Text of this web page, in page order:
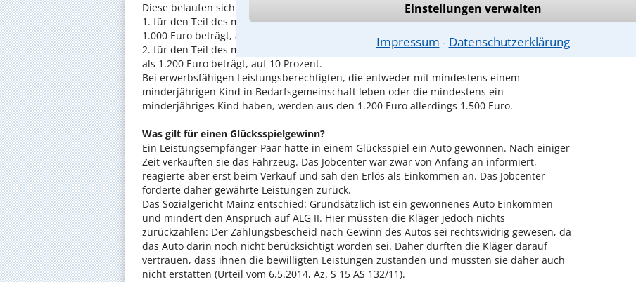
Einstellungen verwalten
Impressum ⁃ Datenschutzerklärung
Diese belaufen sich
1. für den Teil des monatlichen Einkommens, das 100 Euro übersteigt und nicht mehr als
1.000 Euro beträgt, auf 20 Prozent und
2. für den Teil des monatlichen Einkommens, das 1.000 Euro übersteigt und nicht mehr
als 1.200 Euro beträgt, auf 10 Prozent.
Bei erwerbsfähigen Leistungsberechtigten, die entweder mit mindestens einem
minderjährigen Kind in Bedarfsgemeinschaft leben oder die mindestens ein
minderjähriges Kind haben, werden aus den 1.200 Euro allerdings 1.500 Euro.
Was gilt für einen Glücksspielgewinn?
Ein Leistungsempfänger-Paar hatte in einem Glücksspiel ein Auto gewonnen. Nach einiger
Zeit verkauften sie das Fahrzeug. Das Jobcenter war zwar von Anfang an informiert,
reagierte aber erst beim Verkauf und sah den Erlös als Einkommen an. Das Jobcenter
forderte daher gewährte Leistungen zurück.
Das Sozialgericht Mainz entschied: Grundsätzlich ist ein gewonnenes Auto Einkommen
und mindert den Anspruch auf ALG II. Hier müssten die Kläger jedoch nichts
zurückzahlen: Der Zahlungsbescheid nach Gewinn des Autos sei rechtswidrig gewesen, da
das Auto darin noch nicht berücksichtigt worden sei. Daher durften die Kläger darauf
vertrauen, dass ihnen die bewilligten Leistungen zustanden und mussten sie daher auch
nicht erstatten (Urteil vom 6.5.2014, Az. S 15 AS 132/11).